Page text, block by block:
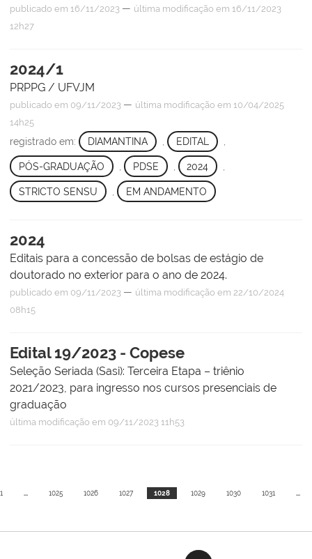
publicado em 16/11/2023 — última modificação em 16/11/2023
12h27
2024/1
PRPPG / UFVJM
publicado em 09/11/2023 — última modificação em 10/04/2025
14h25
registrado em: DIAMANTINA EDITAL
PÓS-GRADUAÇÃO PDSE 2024
STRICTO SENSU EM ANDAMENTO
2024
Editais para a concessão de bolsas de estágio de
doutorado no exterior para o ano de 2024.
publicado em 09/11/2023 — última modificação em 22/10/2024
08h15
Edital 19/2023 - Copese
Seleção Seriada (Sasi): Terceira Etapa – triênio
2021/2023, para ingresso nos cursos presenciais de
graduação
última modificação em 09/11/2023 11h53
1 ... 1025 1026 1027 1028 1029 1030 1031 ...